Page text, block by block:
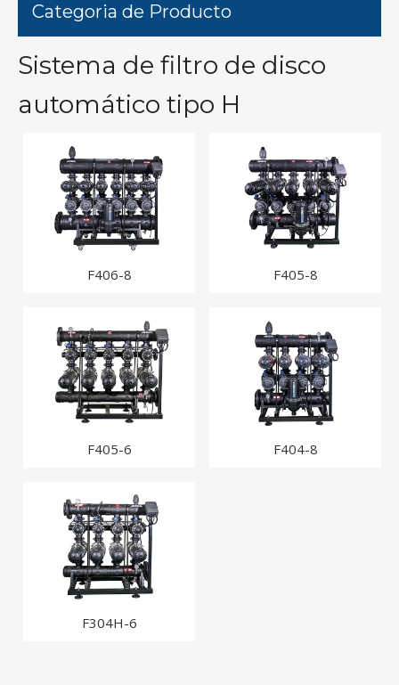
Categoria de Producto
Sistema de filtro de disco
automático tipo H
F406-8 F405-8
F405-6 F404-8
F304H-6